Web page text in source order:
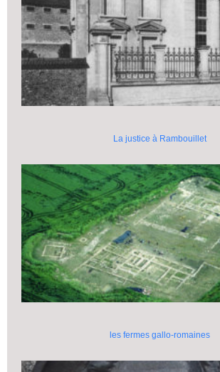
La justice à Rambouillet
les fermes gallo-romaines